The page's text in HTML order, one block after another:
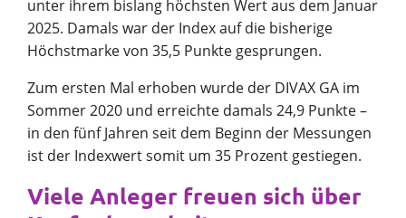
unter ihrem bislang höchsten Wert aus dem Januar
2025. Damals war der Index auf die bisherige
Höchstmarke von 35,5 Punkte gesprungen.
Zum ersten Mal erhoben wurde der DIVAX GA im
Sommer 2020 und erreichte damals 24,9 Punkte –
in den fünf Jahren seit dem Beginn der Messungen
ist der Indexwert somit um 35 Prozent gestiegen.
Viele Anleger freuen sich über